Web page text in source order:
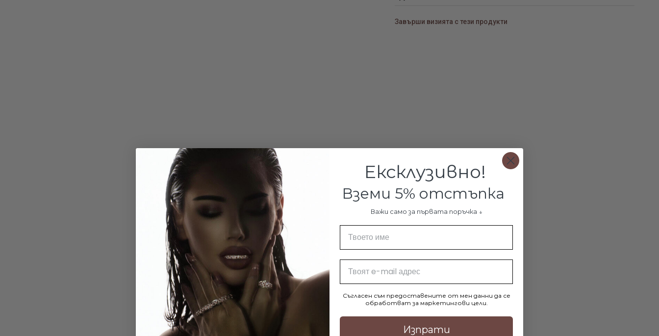
Завърши визията с тези продукти
Сребърен комплект Guadalupe обеци и медальон с кристали от Sw® AB Crystal
Ексклузивно!
Вземи 5% отстъпка
Важи само за първата поръчка ↓
Съгласен съм предоставените от мен данни да се
обработват за маркетингови цели.
Изпрати